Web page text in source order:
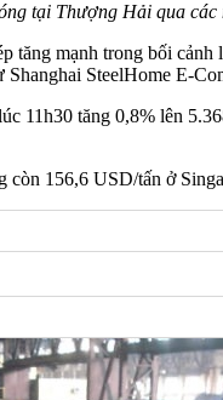
tại Thượng Hải qua các
tăng mạnh trong bối
SteelHome E-
11h30 tăng 0,8% lên
còn 156,6 USD/tấn ở